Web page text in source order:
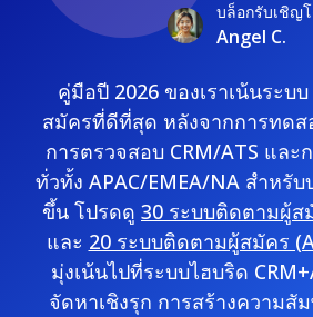
บล็อกรับเชิญ
Angel C.
คู่มือปี 2026 ของเราเน้นระบ
สมัครที่ดีที่สุด หลังจากการทดส
การตรวจสอบ CRM/ATS แล
ทั่วทั้ง APAC/EMEA/NA สำหรั
ขึ้น โปรดดู 30 ระบบติดตามผู้ส
และ 20 ระบบติดตามผู้สมัคร
มุ่งเน้นไปที่ระบบไฮบริด
จัดหาเชิงรุก การสร้างความสั